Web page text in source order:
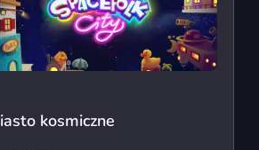
kosmiczne